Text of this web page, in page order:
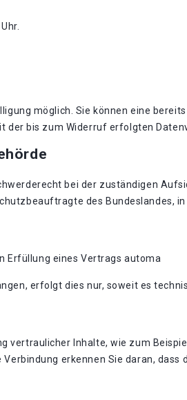
möglich. Sie können eine
der bis zum Widerruf erfolgten
bei der zuständigen
des Bundeslandes,
Erfüllung eines Vertrags automa
erfolgt dies nur, soweit es
vertraulicher Inhalte, wie zum
erkennen Sie daran, dass